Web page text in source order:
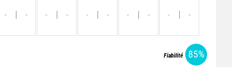
- - - - - - - - - -
Fiabilité 85%